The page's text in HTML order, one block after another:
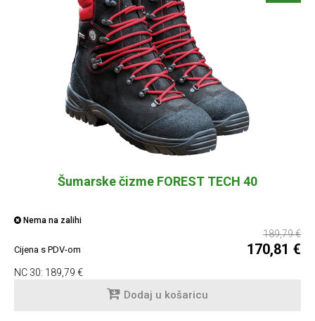
Šumarske čizme FOREST TECH 40
Nema na zalihi
189,79 €
Cijena s PDV-om 170,81 €
NC 30: 189,79 €
Dodaj u košaricu